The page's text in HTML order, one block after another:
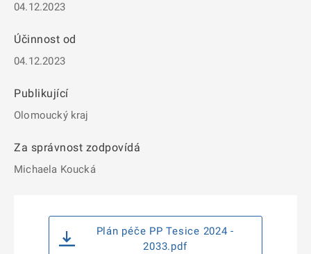
04.12.2023
Účinnost od
04.12.2023
Publikující
Olomoucký kraj
Za správnost zodpovídá
Michaela Koucká
Plán péče PP Tesice 2024 -
2033.pdf